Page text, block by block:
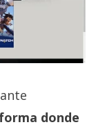
donde